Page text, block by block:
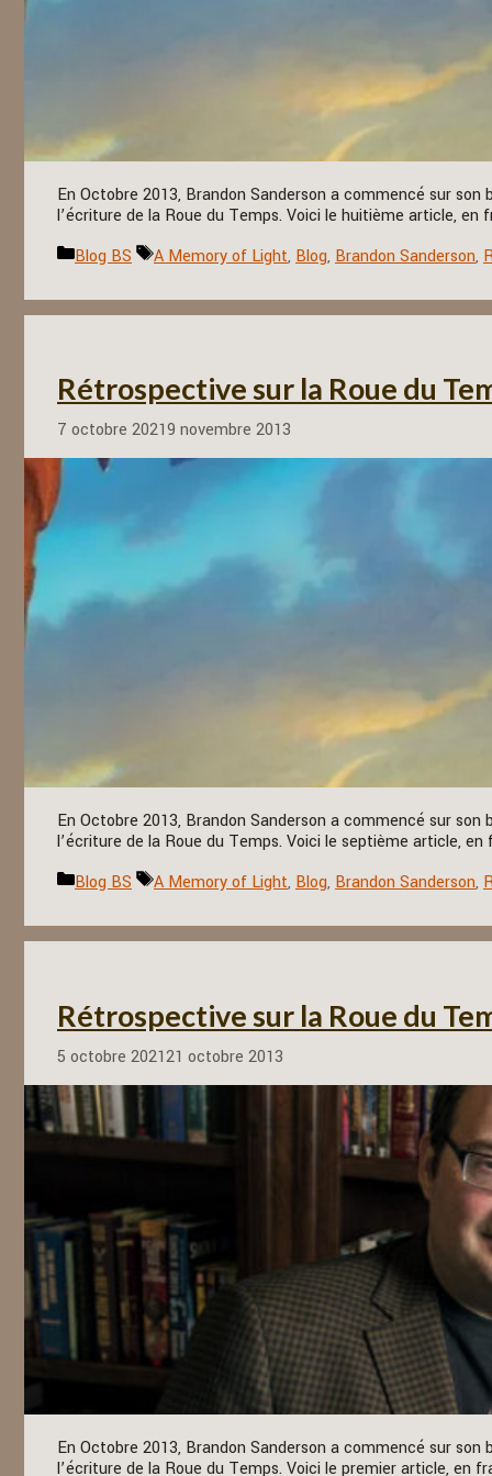
En Octobre 2013, Brandon Sanderson a commencé sur
l’écriture de la Roue du Temps. Voici le huitième article,
Catégories
Blog BS Étiquettes
A Memory of Light, Blog, Brandon Sanderson,
Rétrospective sur la Roue du
7 octobre 20219 novembre 2013
En Octobre 2013, Brandon Sanderson a commencé sur
l’écriture de la Roue du Temps. Voici le septième article,
Catégories
Blog BS Étiquettes
A Memory of Light, Blog, Brandon Sanderson,
Rétrospective sur la Roue du
5 octobre 202121 octobre 2013
En Octobre 2013, Brandon Sanderson a commencé sur
l’écriture de la Roue du Temps. Voici le premier article, en